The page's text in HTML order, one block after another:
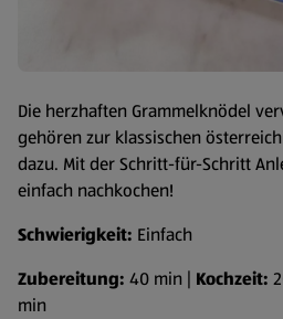
Die herzhaften Grammelknödel
gehören zur klassischen
dazu. Mit der Schritt-für-Schritt
einfach nachkochen!
Schwierigkeit: Einfach
Zubereitung: 40 min | Kochzeit:
min